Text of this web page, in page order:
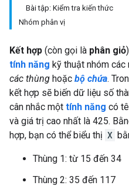
Bài tập: Kiểm tra kiến thức
Nhóm phân vị
Kết hợp (còn gọi là phân giỏ
tính năng kỹ thuật nhóm các
các thùng hoặc bộ chứa.
kết hợp sẽ biến dữ liệu số
cân nhắc một tính năng có
và giá trị cao nhất là 425.
hợp, bạn có thể biểu thị X
Thùng 1: từ 15 đến 34
Thùng 2: 35 đến 117